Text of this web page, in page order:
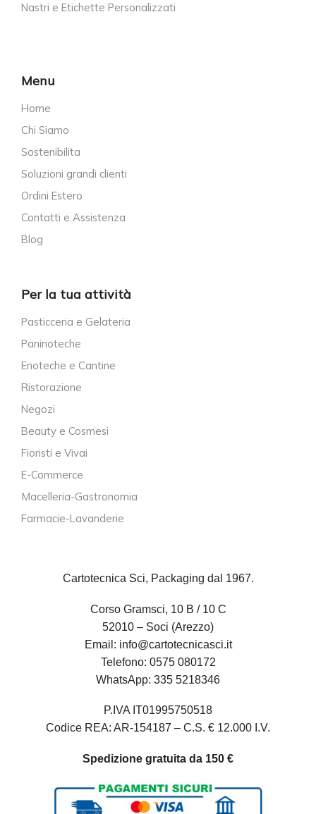
Nastri e Etichette Personalizzati
Menu
Home
Chi Siamo
Sostenibilita
Soluzioni grandi clienti
Ordini Estero
Contatti e Assistenza
Blog
Per la tua attività
Pasticceria e Gelateria
Paninoteche
Enoteche e Cantine
Ristorazione
Negozi
Beauty e Cosmesi
Fioristi e Vivai
E-Commerce
Macelleria-Gastronomia
Farmacie-Lavanderie
Cartotecnica Sci, Packaging dal 1967.
Corso Gramsci, 10 B / 10 C
52010 – Soci (Arezzo)
Email: info@cartotecnicasci.it
Telefono: 0575 080172
WhatsApp: 335 5218346
P.IVA IT01995750518
Codice REA: AR-154187 – C.S. € 12.000 I.V.
Spedizione gratuita da 150 €